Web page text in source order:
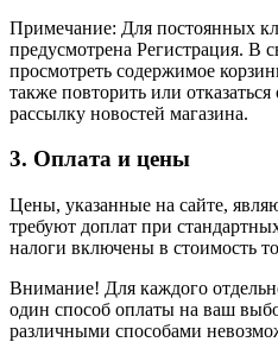
Примечание: Для постоянных
предусмотрена Регистрация. В
просмотреть содержимое
также повторить или отказаться
рассылку новостей магазина.
3. Оплата и цены
Цены, указанные на сайте,
требуют доплат при
налоги включены в стоимость
Внимание! Для каждого
один способ оплаты на ваш
различными способами